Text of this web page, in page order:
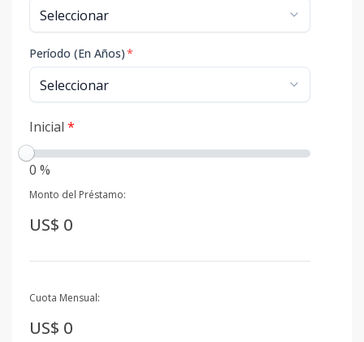
Período (En Años)*
Inicial *
0 %
Monto del Préstamo:
US$ 0
Cuota Mensual:
US$ 0